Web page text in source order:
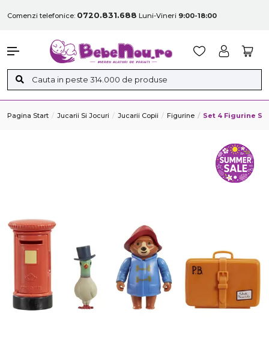
Comenzi telefonice: 0720.831.688 Luni-Vineri 9:00-18:00
Pagina Start Jucarii Si Jocuri Jucarii Copii Figurine Set 4 Figurine